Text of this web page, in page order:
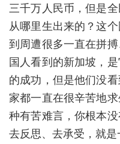
三千万人民币，但是
从哪里生出来的？这
到周遭很多一直在拼
国人看到的新加坡，
的成功，但是他们没
家都一直在很辛苦地
种有苦难言，你根本没
去反思、去承受，就是